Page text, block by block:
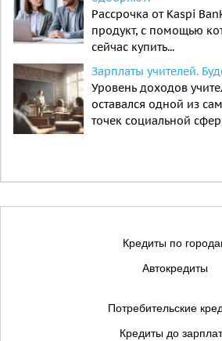
Рассрочка от Kaspi
продукт, с помощью
сейчас купить...
Зарплаты учителей.
Уровень доходов
оставался одной из
точек социальной
Кредиты по
Автокредиты
Потребительские
Кредиты до